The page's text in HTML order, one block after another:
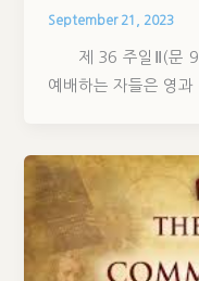
September 21, 2023
제 36 주일Ⅱ(문
예배하는 자들은 영